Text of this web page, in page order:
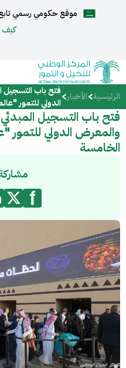
كيف
English
الرئيسية
عن المركز
الخدمات
المركز الإعلامي
مركز الدعم والمساعدة
الفرع الإلكتروني
الرئيسية الأخبار فتح باب التسجيل
الدولي للتمور
فتح باب التسجيل
والمعرض الدولي للتمور
الخامسة